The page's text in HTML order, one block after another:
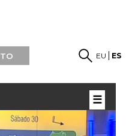
EU ES
☰